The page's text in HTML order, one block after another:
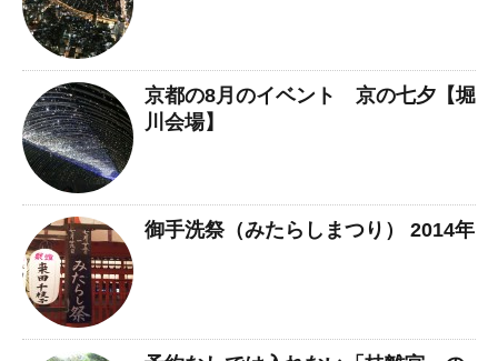
京都の8月のイベント 京の七夕【堀
川会場】
御手洗祭（みたらしまつり） 2014年